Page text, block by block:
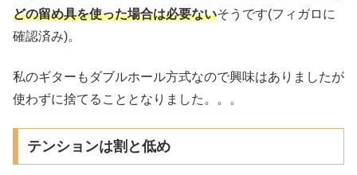
どの留め具を使った場合は必要ないそうです(フィガロに
確認済み)。
私のギターもダブルホール方式なので興味はありましたが
使わずに捨てることとなりました。。。
テンションは割と低め